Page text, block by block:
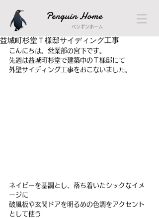
Penguin Home
ペンギンホーム
益城町杉堂Ｔ様邸サイディング工事
こんにちは。営業部の宮下です。
先週は益城町杉堂で建築中のＴ様邸にて
外壁サイディング工事をおこないました。
ネイビーを基調とし、落ち着いたシックなイメ
ージに
破風板や玄関ドアを明るめの色調をアクセント
として使う